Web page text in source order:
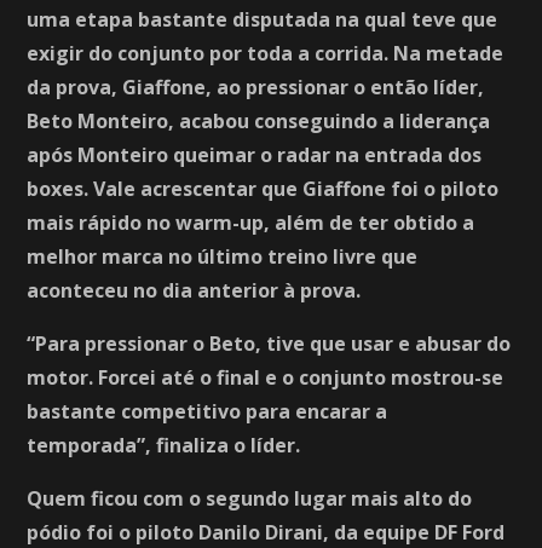
uma etapa bastante disputada na qual teve que
exigir do conjunto por toda a corrida. Na metade
da prova, Giaffone, ao pressionar o então líder,
Beto Monteiro, acabou conseguindo a liderança
após Monteiro queimar o radar na entrada dos
boxes. Vale acrescentar que Giaffone foi o piloto
mais rápido no warm-up, além de ter obtido a
melhor marca no último treino livre que
aconteceu no dia anterior à prova.
“Para pressionar o Beto, tive que usar e abusar do
motor. Forcei até o final e o conjunto mostrou-se
bastante competitivo para encarar a
temporada”, finaliza o líder.
Quem ficou com o segundo lugar mais alto do
pódio foi o piloto Danilo Dirani, da equipe DF Ford